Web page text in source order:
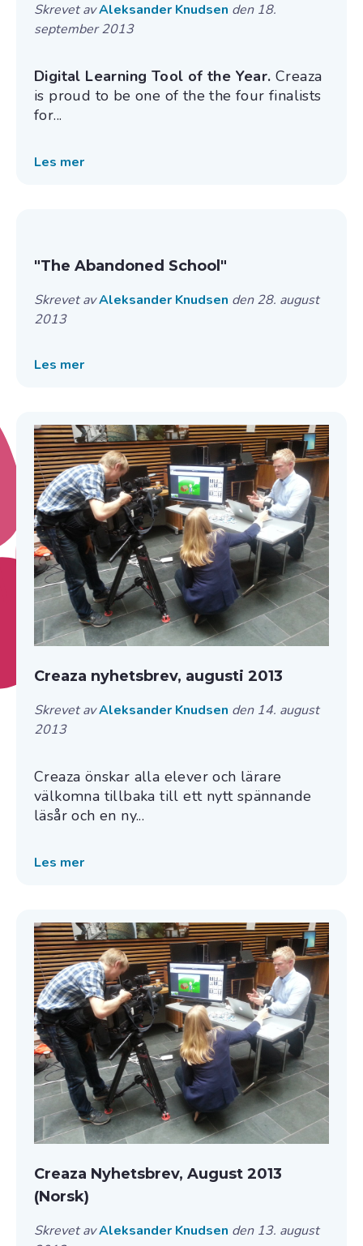
Skrevet avAleksander Knudsen den 18.
september 2013
Digital Learning Tool of the Year. Creaza
is proud to be one of the the four finalists
for...
Les mer
"The Abandoned School"
Skrevet avAleksander Knudsen den 28. august
2013
Les mer
Creaza nyhetsbrev, augusti 2013
Skrevet avAleksander Knudsen den 14. august
2013
Creaza önskar alla elever och lärare
välkomna tillbaka till ett nytt spännande
läsår och en ny...
Les mer
Creaza Nyhetsbrev, August 2013
(Norsk)
Skrevet avAleksander Knudsen den 13. august